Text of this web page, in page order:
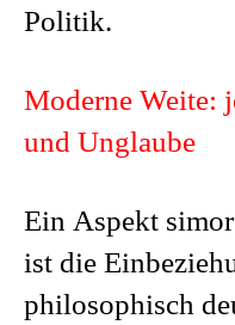
Politik.
Moderne Weite:
und Unglaube
Ein Aspekt
ist die
philosophisch